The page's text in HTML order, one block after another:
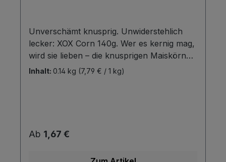
Unverschämt knusprig. Unwiderstehlich
lecker: XOX Corn 140g. Wer es kernig mag,
wird sie lieben – die knusprigen Maiskörner
sind in den zwei beliebten
ist garantiert.
Inhalt: 0.14 kg (7,79 € / 1 kg)
Regulärer Preis:
Ab 1,67 €